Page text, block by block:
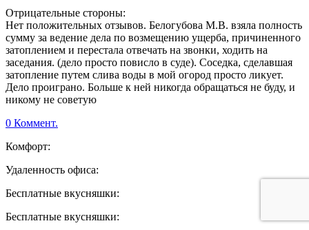
Отрицательные стороны:
Нет положительных отзывов. Белогубова М.В. взяла полность
сумму за ведение дела по возмещению ущерба, причиненного
затоплением и перестала отвечать на звонки, ходить на
заседания. (дело просто повисло в суде). Соседка, сделавшая
затопление путем слива воды в мой огород просто ликует.
Дело проиграно. Больше к ней никогда обращаться не буду, и
никому не советую
0 Коммент.
Комфорт:
Удаленность офиса:
Бесплатные вкусняшки:
Бесплатные вкусняшки: